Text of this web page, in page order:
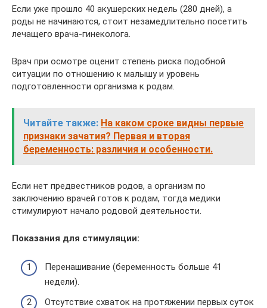
Если уже прошло 40 акушерских недель (280 дней), а
роды не начинаются, стоит незамедлительно посетить
лечащего врача-гинеколога.
Врач при осмотре оценит степень риска подобной
ситуации по отношению к малышу и уровень
подготовленности организма к родам.
Читайте также: На каком сроке видны первые
признаки зачатия? Первая и вторая
беременность: различия и особенности.
Если нет предвестников родов, а организм по
заключению врачей готов к родам, тогда медики
стимулируют начало родовой деятельности.
Показания для стимуляции:
Перенашивание (беременность больше 41
недели).
Отсутствие схваток на протяжении первых суток